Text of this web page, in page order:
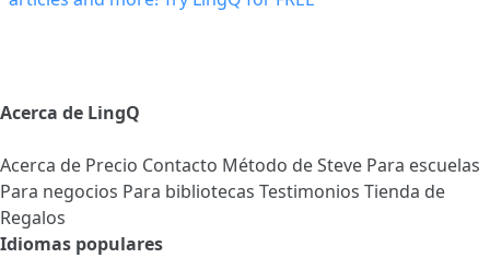
Acerca de LingQ
Acerca de Precio Contacto Método de Steve Para escuelas
Para negocios Para bibliotecas Testimonios Tienda de
Regalos
Idiomas populares